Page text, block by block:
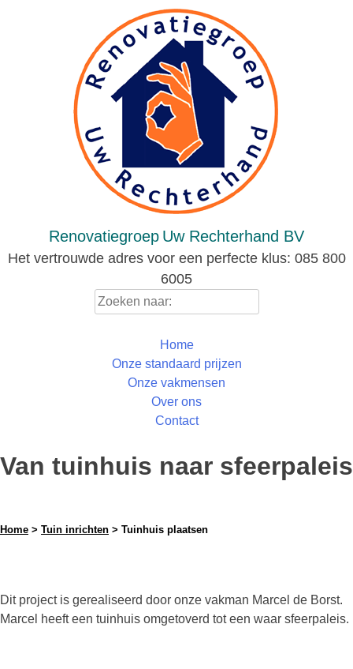
Renovatiegroep Uw Rechterhand BV
Het vertrouwde adres voor een perfecte klus: 085 800
6005
Home
Onze standaard prijzen
Onze vakmensen
Over ons
Contact
Van tuinhuis naar sfeerpaleis
Home > Tuin inrichten > Tuinhuis plaatsen
Dit project is gerealiseerd door onze vakman Marcel de Borst.
Marcel heeft een tuinhuis omgetoverd tot een waar sfeerpaleis.